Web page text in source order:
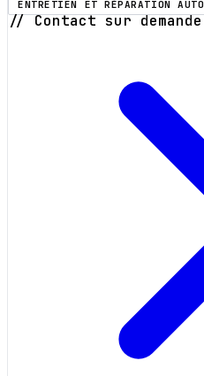
ENTRETIEN ET RÉPARATION AUTO
// Contact sur demande